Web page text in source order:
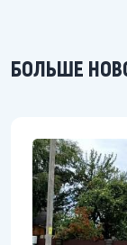
БОЛЬШЕ